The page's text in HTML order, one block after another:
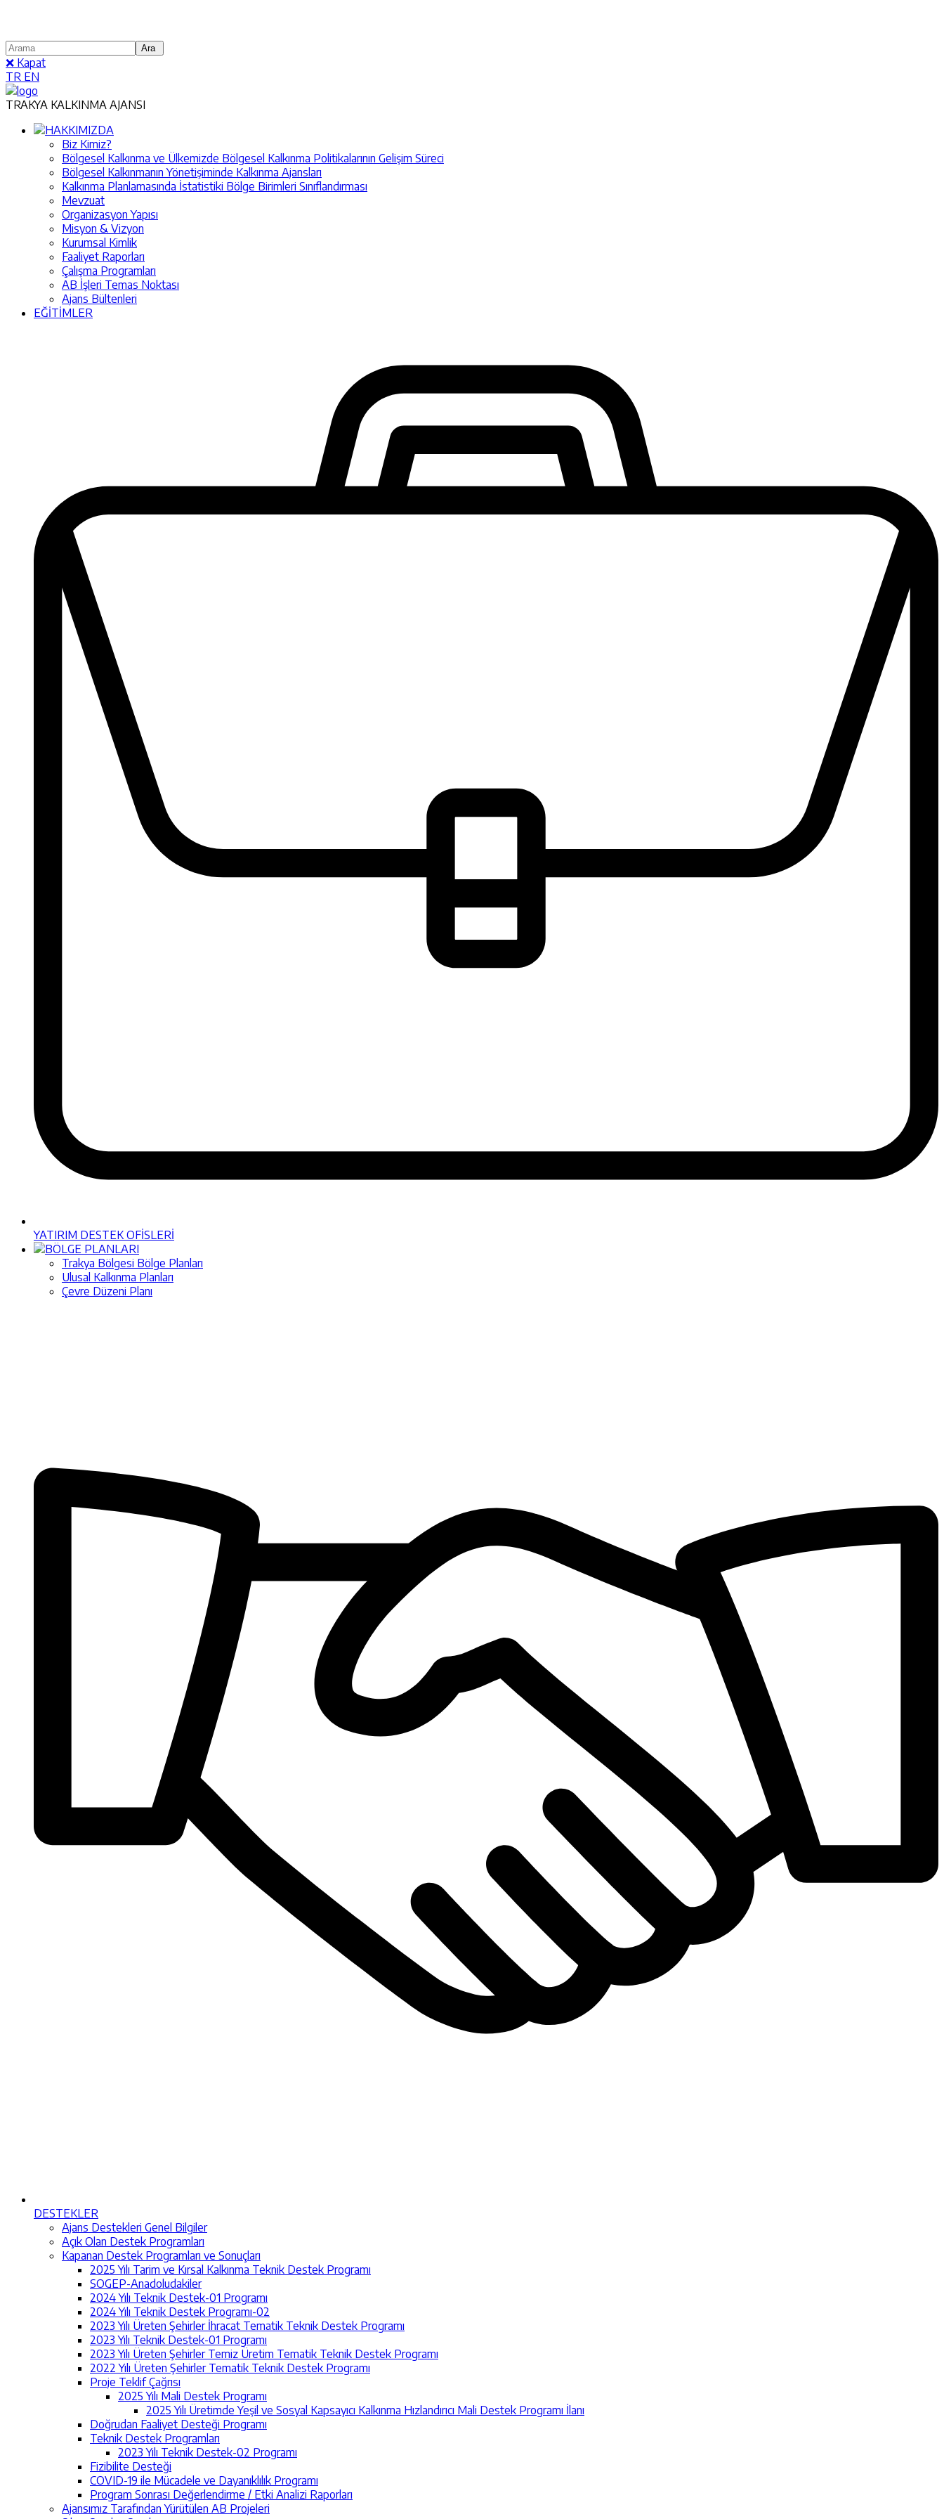
❌ Kapat
TR EN
TRAKYA KALKINMA AJANSI
HAKKIMIZDA
Biz Kimiz?
Bölgesel Kalkınma ve Ülkemizde Bölgesel Kalkınma Politikalarının Gelişim Süreci
Bölgesel Kalkınmanın Yönetişiminde Kalkınma Ajansları
Kalkınma Planlamasında İstatistiki Bölge Birimleri Sınıflandırması
Mevzuat
Organizasyon Yapısı
Misyon & Vizyon
Kurumsal Kimlik
Faaliyet Raporları
Çalışma Programları
AB İşleri Temas Noktası
Ajans Bültenleri
EĞİTİMLER
YATIRIM DESTEK OFİSLERİ
BÖLGE PLANLARI
Trakya Bölgesi Bölge Planları
Ulusal Kalkınma Planları
Çevre Düzeni Planı
DESTEKLER
Ajans Destekleri Genel Bilgiler
Açık Olan Destek Programları
Kapanan Destek Programları ve Sonuçları
2025 Yılı Tarim ve Kırsal Kalkınma Teknik Destek Programı
SOGEP-Anadoludakiler
2024 Yılı Teknik Destek-01 Programı
2024 Yılı Teknik Destek Programı-02
2023 Yılı Üreten Şehirler İhracat Tematik Teknik Destek Programı
2023 Yılı Teknik Destek-01 Programı
2023 Yılı Üreten Şehirler Temiz Üretim Tematik Teknik Destek Programı
2022 Yılı Üreten Şehirler Tematik Teknik Destek Programı
Proje Teklif Çağrısı
2025 Yılı Mali Destek Programı
2025 Yılı Üretimde Yeşil ve Sosyal Kapsayıcı Kalkınma Hızlandırıcı Mali Destek Programı İlanı
Doğrudan Faaliyet Desteği Programı
Teknik Destek Programları
2023 Yılı Teknik Destek-02 Programı
Fizibilite Desteği
COVID-19 ile Mücadele ve Dayanıklılık Programı
Program Sonrası Değerlendirme / Etki Analizi Raporları
Ajansımız Tarafından Yürütülen AB Projeleri